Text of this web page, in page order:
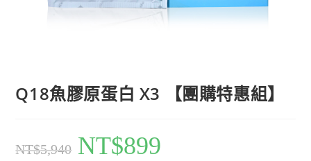
Q18魚膠原蛋白 X3 【團購特惠組】
NT$5,940 NT$899